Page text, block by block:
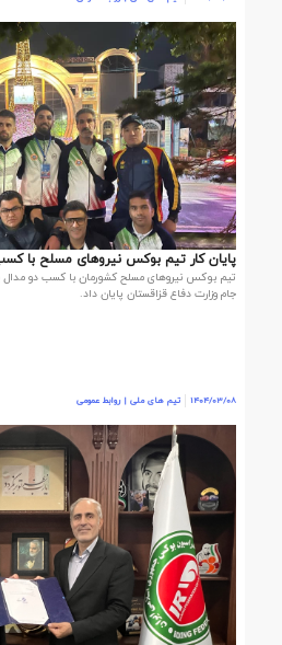
پایان کار تیم بوکس نیروهای مسلح با
تیم بوکس نیروهای مسلح کشورمان با کسب دو مدال
جام وزارت دفاع قزاقستان پایان داد.
1404/03/08 تیم های ملی | روابط عمومی